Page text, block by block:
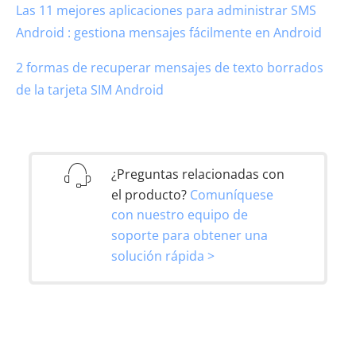
Las 11 mejores aplicaciones para administrar SMS
Android : gestiona mensajes fácilmente en Android
2 formas de recuperar mensajes de texto borrados
de la tarjeta SIM Android
¿Preguntas relacionadas con
el producto? Comuníquese
con nuestro equipo de
soporte para obtener una
solución rápida >